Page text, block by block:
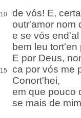
10
de vós! E,
outr'amor nom
e se vós
bem leu tort'en
E por Deus,
15
ca por vós me
Conort'hei,
em que pouco
se mais de